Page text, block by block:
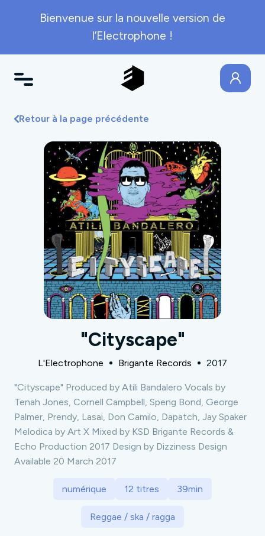
Bienvenue sur la nouvelle version de
l’Electrophone !
Retour à la page précédente
"Cityscape"
L'Electrophone Brigante Records 2017
"Cityscape" Produced by Atili Bandalero Vocals by
Tenah Jones, Cornell Campbell, Speng Bond, George
Palmer, Prendy, Lasai, Don Camilo, Dapatch, Jay Spaker
Melodica by Art X Mixed by KSD Brigante Records &
Echo Production 2017 Design by Dizziness Design
Available 20 March 2017
numérique 12 titres 39min
Reggae / ska / ragga